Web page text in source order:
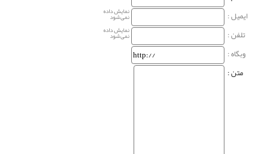
ایمیل :
نمایش داده
نمی‌شود
تلفن : نمایش داده
نمی‌شود
وبگاه‌ :
متن :